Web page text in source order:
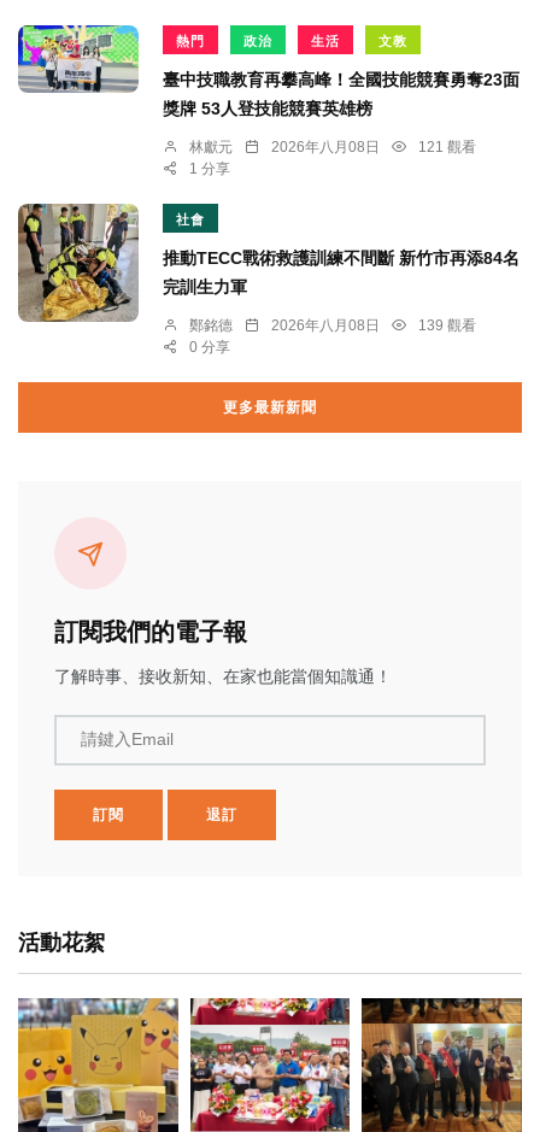
熱門 政治 生活 文教
臺中技職教育再攀高峰！全國技能競賽勇奪23面
獎牌 53人登技能競賽英雄榜
林獻元 2026年八月08日
121 觀看
1 分享
社會
推動TECC戰術救護訓練不間斷 新竹市再添84名
完訓生力軍
鄭銘德 2026年八月08日
139 觀看
0 分享
更多最新新聞
訂閱我們的電子報
了解時事、接收新知、在家也能當個知識通！
請鍵入Email
訂閱 退訂
活動花絮